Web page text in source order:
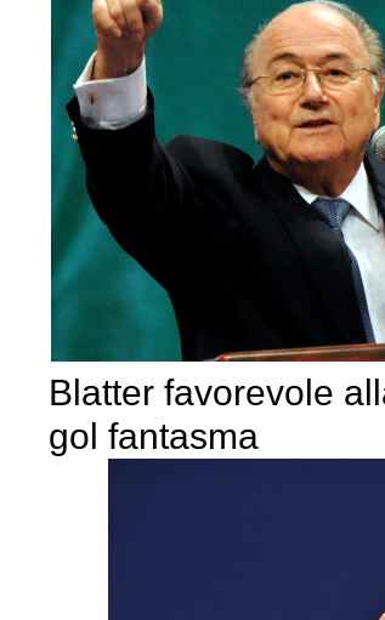
Blatter favorevole
gol fantasma